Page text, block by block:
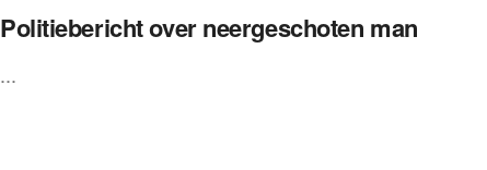
Politiebericht over neergeschoten man
...